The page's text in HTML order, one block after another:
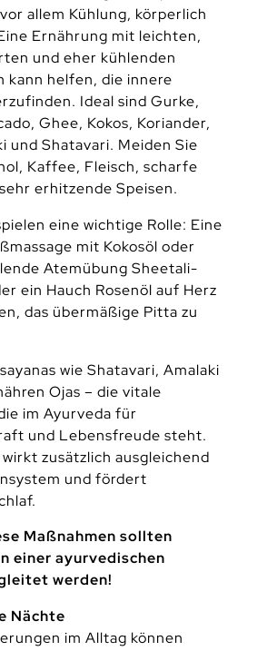
allem Kühlung, körperlich
Ernährung mit leichten,
und eher kühlenden
kann helfen, die innere
Ideal sind Gurke,
Ghee, Kokos, Koriander,
und Shatavari. Meiden Sie
Kaffee, Fleisch, scharfe
erhitzende Speisen.
eine wichtige Rolle: Eine
mit Kokosöl oder
Atemübung Sheetali-
ein Hauch Rosenöl auf Herz
das übermäßige Pitta zu
wie Shatavari, Amalaki
Ojas – die vitale
im Ayurveda für
und Lebensfreude steht.
zusätzlich ausgleichend
und fördert
Maßnahmen sollten
einer ayurvedischen
werden!
Nächte
im Alltag können